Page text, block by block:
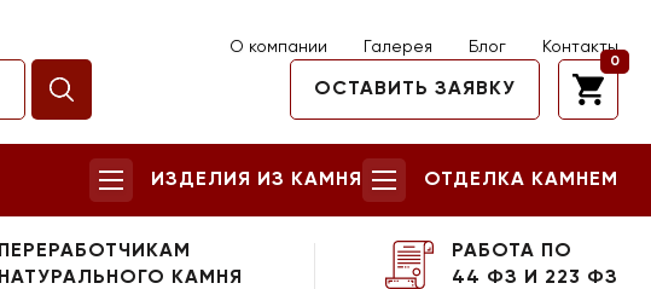
О компании Галерея Блог Контакты
ОСТАВИТЬ ЗАЯВКУ
0
ИЗДЕЛИЯ ИЗ КАМНЯ ОТДЕЛКА КАМНЕМ
ПЕРЕРАБОТЧИКАМ
НАТУРАЛЬНОГО КАМНЯ
РАБОТА ПО
44 ФЗ И 223 ФЗ